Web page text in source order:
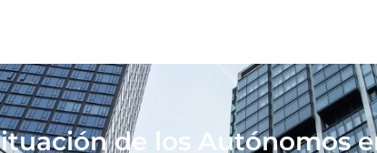
de los Autónomos